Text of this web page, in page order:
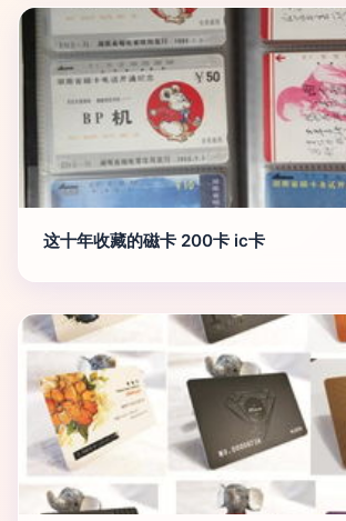
这十年收藏的磁卡 200卡 ic卡